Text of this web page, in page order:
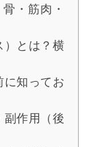
・筋肉・
）とは？横
に知ってお
副作用（後